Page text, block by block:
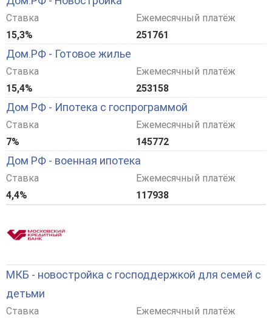
Ставка
15,3%
Ежемесячный платёж
251761
Дом.РФ - Готовое жилье
Ставка
15,4%
Ежемесячный платёж
253158
Дом РФ - Ипотека с госпрограммой
Ставка
7%
Ежемесячный платёж
145772
Дом РФ - военная ипотека
Ставка
4,4%
Ежемесячный платёж
117938
МКБ - новостройка с господдержкой для семей с
детьми
Ставка
Ежемесячный платёж